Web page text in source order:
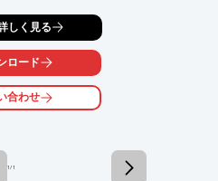
いて割れの判別、超音波を用いて
ムとして行います。
には刻印を行いトレサビリティの
しく見る
ロード
合わせ
1 / 1